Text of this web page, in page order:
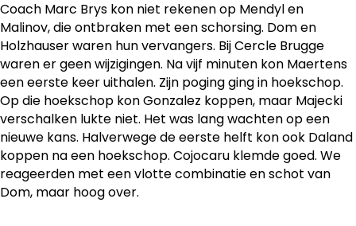
Coach Marc Brys kon niet rekenen op Mendyl en
Malinov, die ontbraken met een schorsing. Dom en
Holzhauser waren hun vervangers. Bij Cercle Brugge
waren er geen wijzigingen. Na vijf minuten kon Maertens
een eerste keer uithalen. Zijn poging ging in hoekschop.
Op die hoekschop kon Gonzalez koppen, maar Majecki
verschalken lukte niet. Het was lang wachten op een
nieuwe kans. Halverwege de eerste helft kon ook Daland
koppen na een hoekschop. Cojocaru klemde goed. We
reageerden met een vlotte combinatie en schot van
Dom, maar hoog over.